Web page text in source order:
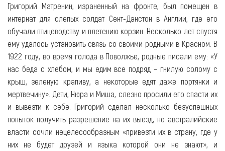
Григорий Матренин, израненный на фронте, был помещен в
интернат для слепых солдат Сент-Данстон в Англии, где его
обучали птицеводству и плетению корзин. Несколько лет спустя
ему удалось установить связь со своими родными в Красном. В
1922 году, во время голода в Поволжье, родные писали ему: «У
нас беда с хлебом, и мы едим все подряд – гнилую солому с
крыш, зеленую крапиву, а некоторые едят даже портянки и
мертвечину». Дети, Нюра и Миша, слезно просили его спасти их
и вывезти к себе. Григорий сделал несколько безуспешных
попыток получить разрешение на их выезд, но австралийские
власти сочли нецелесообразным «привезти их в страну, где у
них не будет друзей и языка которой они не знают», и